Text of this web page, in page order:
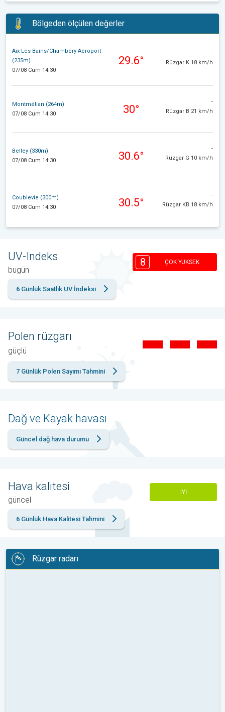
Bölgeden ölçülen değerler
Aix-Les-Bains/Chambéry Aéroport
(235m)
07/08 Cum 14:30
29.6°
-
Rüzgar K 18 km/h
Montmélian (264m)
07/08 Cum 14:30
30°
-
Rüzgar B 21 km/h
Belley (330m)
07/08 Cum 14:30
30.6°
-
Rüzgar G 10 km/h
Coublevie (300m)
07/08 Cum 14:30
30.5°
-
Rüzgar KB 18 km/h
UV-Indeks
bugün
8 ÇOK YUKSEK
6 Günlük Saatlik UV İndeksi
Polen rüzgarı
güçlü
7 Günlük Polen Sayımı Tahmini
Dağ ve Kayak havası
Güncel dağ hava durumu
Hava kalitesi
güncel
IYI
6 Günlük Hava Kalitesi Tahmini
Rüzgar radarı